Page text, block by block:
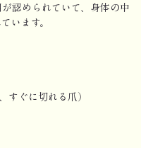
認められていて、身体の中
います。
すぐに切れる爪）